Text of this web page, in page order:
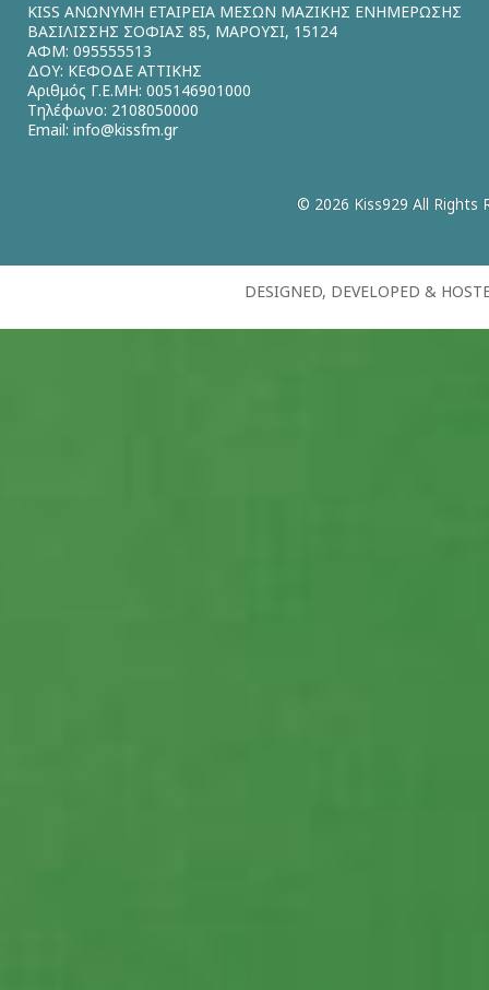
KISS ΑΝΩΝΥΜΗ ΕΤΑΙΡΕΙΑ ΜΕΣΩΝ ΜΑΖΙΚΗΣ ΕΝΗΜΕΡΩΣΗΣ
ΒΑΣΙΛΙΣΣΗΣ ΣΟΦΙΑΣ 85, ΜΑΡΟΥΣΙ, 15124
ΑΦΜ: 095555513
ΔΟΥ: ΚΕΦΟΔΕ ΑΤΤΙΚΗΣ
Αριθμός Γ.Ε.ΜΗ: 005146901000
Τηλέφωνο: 2108050000
Email: info@kissfm.gr
© 2026 Kiss929 All Rights
DESIGNED, DEVELOPED &